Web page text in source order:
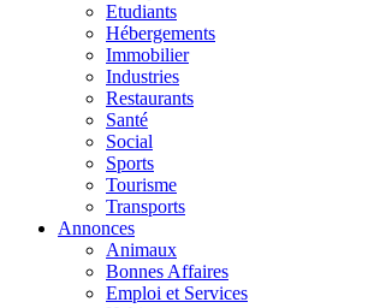
Etudiants
Hébergements
Immobilier
Industries
Restaurants
Santé
Social
Sports
Tourisme
Transports
Annonces
Animaux
Bonnes Affaires
Emploi et Services